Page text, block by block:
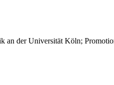
an der Universität Köln;